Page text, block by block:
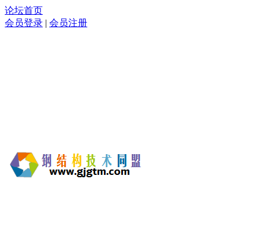
论坛首页
会员登录 | 会员注册